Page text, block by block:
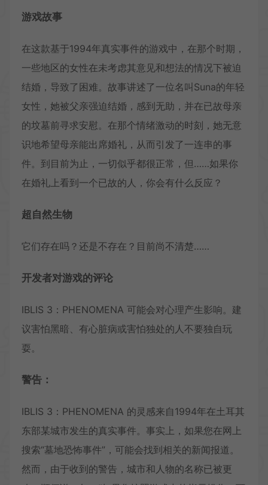
游戏故事
在这款基于1994年真实事件的游戏中，在那个时期，
一些地区的女性在未考虑其意见和想法的情况下被迫
结婚，导致了困难。故事讲述了一位名叫Suna的年轻
女性，她被父亲强迫结婚，感到无助，并在已故母亲
的坟墓前寻求安慰。在那个情绪激动的时刻，她无意
识地希望母亲能出席婚礼，从而引发了一连串的事
件。到目前为止，一切似乎都很正常，但……如果你
在婚礼上看到一个已故的人，你会有什么反应？
超自然生物
它们存在吗？还是不存在？目前尚不清楚……
开发者对游戏的评论
IBLIS 3：PHENOMENA 可能会对心理产生影响。建
议害怕黑暗、有心脏病或害怕独处的人不要独自玩
耍。
警告：
IBLIS 3：PHENOMENA 的灵感来自1994年在土耳其
东部某城市发生的真实事件。事实上，如果您在网上
搜索“墓地恐怖事件”，可能会找到相关的新闻报道。
然而，由于收到的警告，城市和人物的名称已被更